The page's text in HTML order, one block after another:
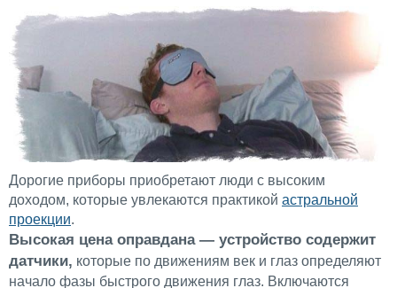
Дорогие приборы приобретают люди с высоким
доходом, которые увлекаются практикой астральной
проекции.
Высокая цена оправдана — устройство содержит
датчики, которые по движениям век и глаз определяют
начало фазы быстрого движения глаз. Включаются